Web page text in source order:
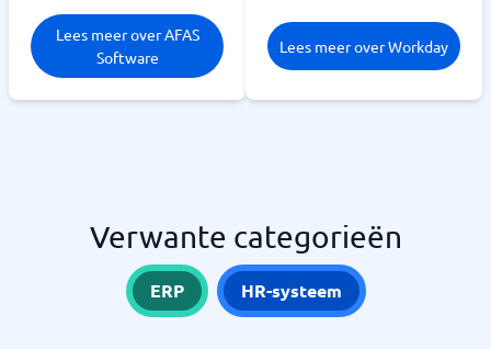
Lees meer over AFAS
Software
Lees meer over Workday
Verwante categorieën
ERP HR-systeem